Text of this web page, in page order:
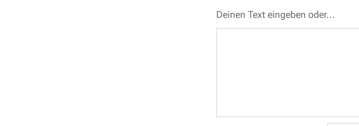
Deinen Text eingeben oder...